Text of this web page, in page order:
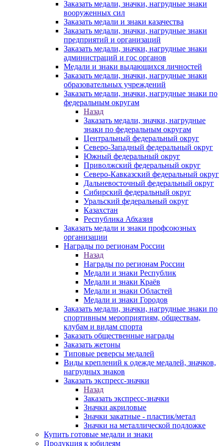
Заказать медали, значки, нагрудные знаки
вооруженных сил
Заказать медали и знаки казачества
Заказать медали, значки, нагрудные знаки
предприятий и организаций
Заказать медали, значки, нагрудные знаки
администраций и гос органов
Медали и знаки выдающихся личностей
Заказать медали, значки, нагрудные знаки
образовательных учреждений
Заказать медали, значки, нагрудные знаки по
федеральным округам
Назад
Заказать медали, значки, нагрудные
знаки по федеральным округам
Центральный федеральный округ
Северо-Западный федеральный округ
Южный федеральный округ
Приволжский федеральный округ
Северо-Кавказский федеральный округ
Дальневосточный федеральный округ
Сибирский федеральный округ
Уральский федеральный округ
Казахстан
Республика Абхазия
Заказать медали и знаки профсоюзных
организации
Награды по регионам России
Назад
Награды по регионам России
Медали и знаки Республик
Медали и знаки Краёв
Медали и знаки Областей
Медали и знаки Городов
Заказать медали, значки, нагрудные знаки по
спортивным мероприятиям, обществам,
клубам и видам спорта
Заказать общественные награды
Заказать жетоны
Типовые реверсы медалей
Виды креплений к одежде медалей, значков,
нагрудных знаков
Заказать экспресс-значки
Назад
Заказать экспресс-значки
Значки акриловые
Значки закатные - пластик/метал
Значки на металлической подложке
Купить готовые медали и знаки
Продукция к юбилеям